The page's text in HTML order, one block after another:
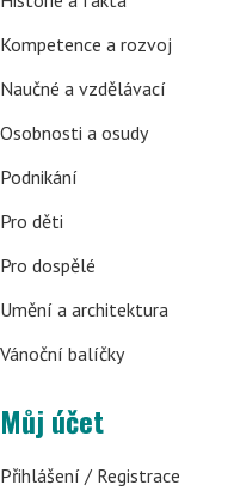
Kompetence a rozvoj
Naučné a vzdělávací
Osobnosti a osudy
Podnikání
Pro děti
Pro dospělé
Umění a architektura
Vánoční balíčky
Můj účet
Přihlášení / Registrace